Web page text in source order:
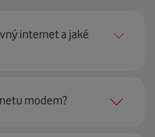
internet a jaké
modem?